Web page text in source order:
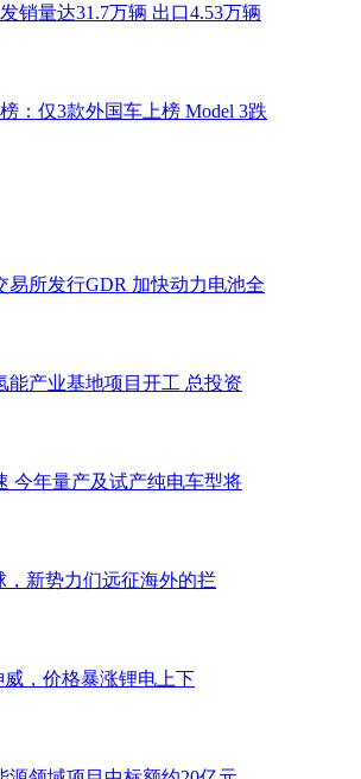
销量达31.7万辆 出口4.53万辆
：仅3款外国车上榜 Model 3跌
易所发行GDR 加快动力电池全
能产业基地项目开工 总投资
今年量产及试产纯电车型将
，新势力们远征海外的拦
威，价格暴涨锂电上下